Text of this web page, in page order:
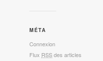
MÉTA
Connexion
Flux RSSdes articles